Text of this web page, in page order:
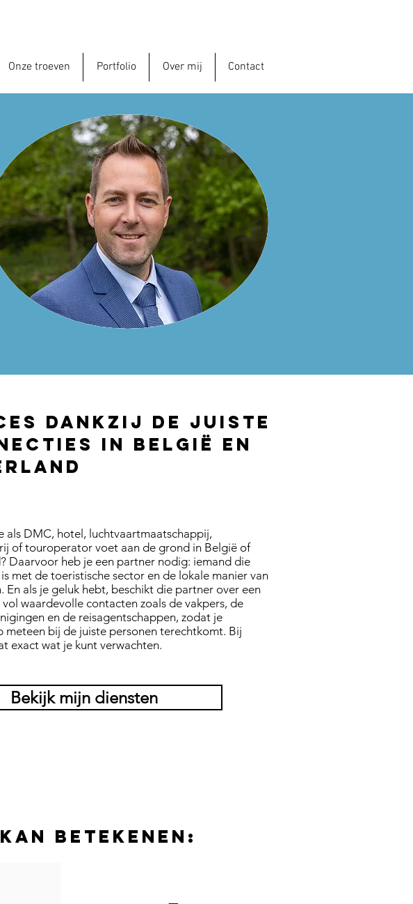
Onze troeven Portfolio Over mij Contact
dankzij de juiste
in België en
als DMC, hotel, luchtvaartmaatschappij,
of touroperator voet aan de grond in België of
Daarvoor heb je een partner nodig: iemand die
met de toeristische sector en de lokale manier van
En als je geluk hebt, beschikt die partner over een
waardevolle contacten zoals de vakpers, de
en de reisagentschappen, zodat je
meteen bij de juiste personen terechtkomt. Bij
exact wat je kunt verwachten.
Bekijk mijn diensten
betekenen: